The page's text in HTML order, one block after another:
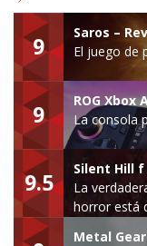
9
Saros –
El juego de
9
ROG Xbox
La consola
9.5
Silent Hill
La
horror está
Metal